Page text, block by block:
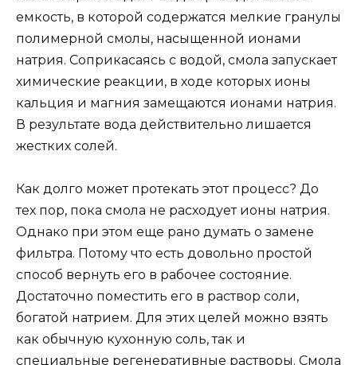
емкость, в которой содержатся мелкие гранулы
полимерной смолы, насыщенной ионами
натрия. Соприкасаясь с водой, смола запускает
химические реакции, в ходе которых ионы
кальция и магния замещаются ионами натрия.
В результате вода действительно лишается
жестких солей.
Как долго может протекать этот процесс? До
тех пор, пока смола не расходует ионы натрия.
Однако при этом еще рано думать о замене
фильтра. Потому что есть довольно простой
способ вернуть его в рабочее состояние.
Достаточно поместить его в раствор соли,
богатой натрием. Для этих целей можно взять
как обычную кухонную соль, так и
специальные регенеративные растворы. Смола